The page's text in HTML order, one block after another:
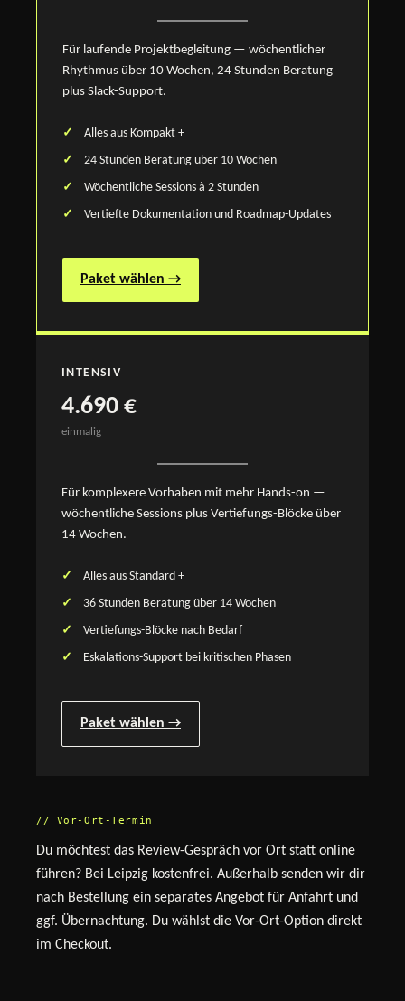
Für laufende Projektbegleitung — wöchentlicher
Rhythmus über 10 Wochen, 24 Stunden Beratung
plus Slack-Support.
Alles aus Kompakt +
24 Stunden Beratung über 10 Wochen
Wöchentliche Sessions à 2 Stunden
Vertiefte Dokumentation und Roadmap-Updates
Paket wählen →
INTENSIV
4.690 €
einmalig
Für komplexere Vorhaben mit mehr Hands-on —
wöchentliche Sessions plus Vertiefungs-Blöcke über
14 Wochen.
Alles aus Standard +
36 Stunden Beratung über 14 Wochen
Vertiefungs-Blöcke nach Bedarf
Eskalations-Support bei kritischen Phasen
Paket wählen →
// Vor-Ort-Termin
Du möchtest das Review-Gespräch vor Ort statt online
führen? Bei Leipzig kostenfrei. Außerhalb senden wir dir
nach Bestellung ein separates Angebot für Anfahrt und
ggf. Übernachtung. Du wählst die Vor-Ort-Option direkt
im Checkout.